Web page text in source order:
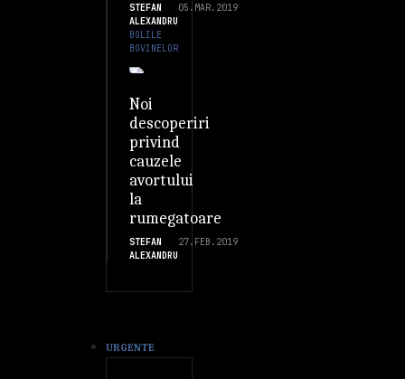
STEFAN
ALEXANDRU
05.MAR.2019
BOLILE
BOVINELOR
Noi
descoperiri
privind
cauzele
avortului
la
rumegatoare
STEFAN
ALEXANDRU
27.FEB.2019
URGENTE